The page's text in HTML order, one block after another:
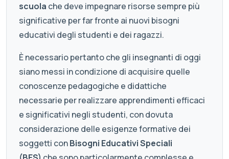
scuola che deve impegnare risorse sempre più
significative per far fronte ai nuovi bisogni
educativi degli studenti e dei ragazzi.
È necessario pertanto che gli insegnanti di oggi
siano messi in condizione di acquisire quelle
conoscenze pedagogiche e didattiche
necessarie per realizzare apprendimenti efficaci
e significativi negli studenti, con dovuta
considerazione delle esigenze formative dei
soggetti conBisogni Educativi Speciali